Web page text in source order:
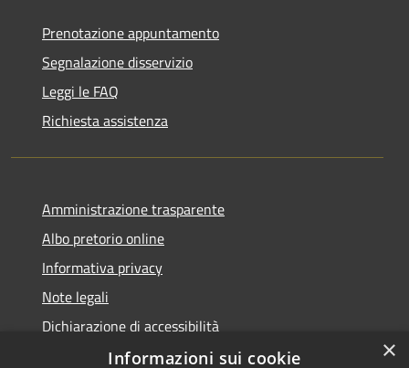
Prenotazione appuntamento
Segnalazione disservizio
Leggi le FAQ
Richiesta assistenza
Amministrazione trasparente
Albo pretorio online
Informativa privacy
Note legali
Dichiarazione di accessibilità
×
Informazioni sui cookie